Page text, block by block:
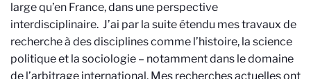
large qu’en France, dans une perspective
interdisciplinaire. J’ai par la suite étendu mes travaux de
recherche à des disciplines comme l’histoire, la science
politique et la sociologie – notamment dans le domaine
de l’arbitrage international. Mes recherches actuelles ont